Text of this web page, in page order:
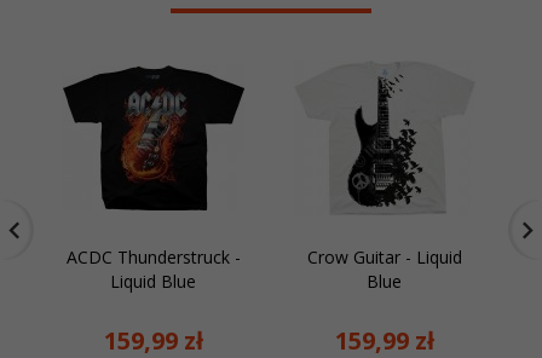
ACDC Thunderstruck -
Liquid Blue
159,99 zł
Crow Guitar - Liquid
Blue
159,99 zł